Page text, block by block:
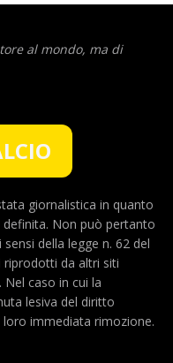
al mondo, ma di
giornalistica in quanto
Non può pertanto
della legge n. 62 del
riprodotti da altri siti
caso in cui la
lesiva del diritto
loro immediata rimozione.